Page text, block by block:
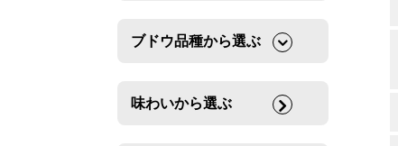
ブドウ品種から選ぶ
味わいから選ぶ